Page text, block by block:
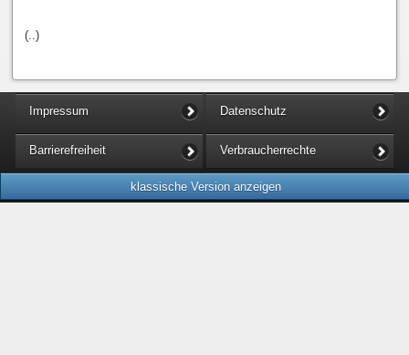
(..)
Impressum Datenschutz
Barrierefreiheit Verbraucherrechte
klassische Version anzeigen